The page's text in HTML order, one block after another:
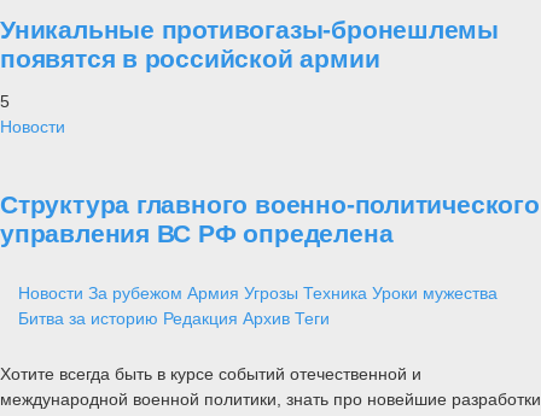
Уникальные противогазы-бронешлемы
появятся в российской армии
5
Новости
Структура главного военно-политического
управления ВС РФ определена
Новости За рубежом Армия Угрозы Техника Уроки мужества
Битва за историю Редакция Архив Теги
Хотите всегда быть в курсе событий отечественной и
международной военной политики, знать про новейшие разработки